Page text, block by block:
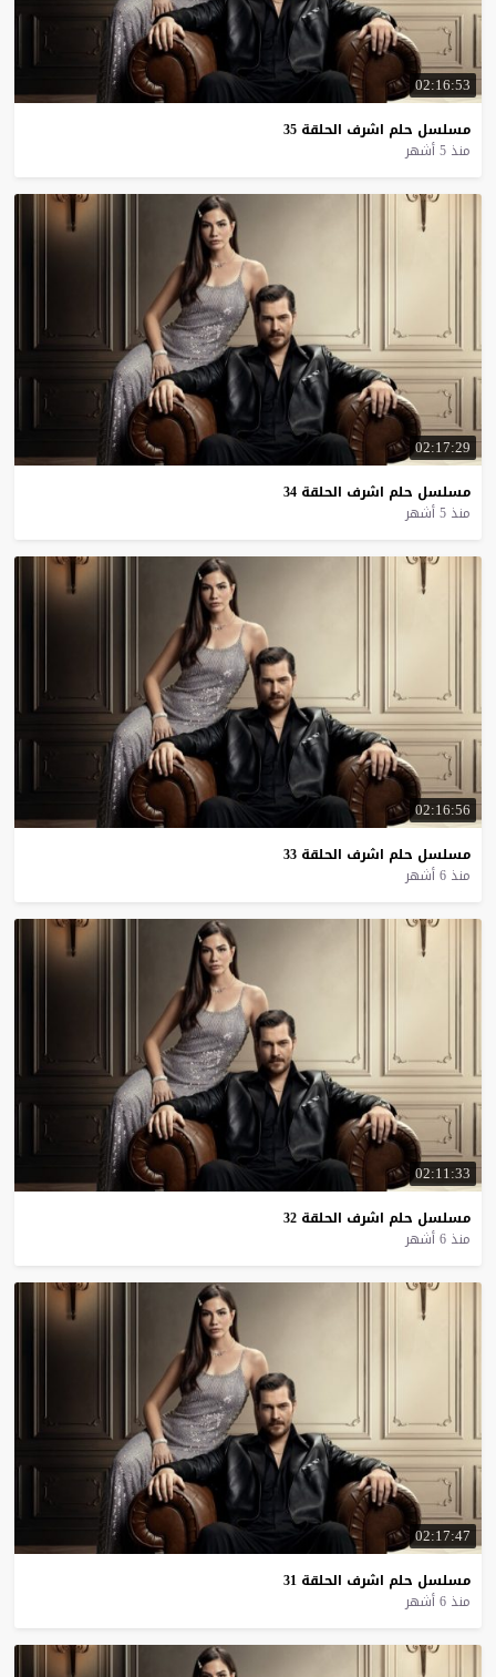
02:16:53
مسلسل حلم اشرف الحلقة 35
منذ 5 أشهر
02:17:29
مسلسل حلم اشرف الحلقة 34
منذ 5 أشهر
02:16:56
مسلسل حلم اشرف الحلقة 33
منذ 6 أشهر
02:11:33
مسلسل حلم اشرف الحلقة 32
منذ 6 أشهر
02:17:47
مسلسل حلم اشرف الحلقة 31
منذ 6 أشهر